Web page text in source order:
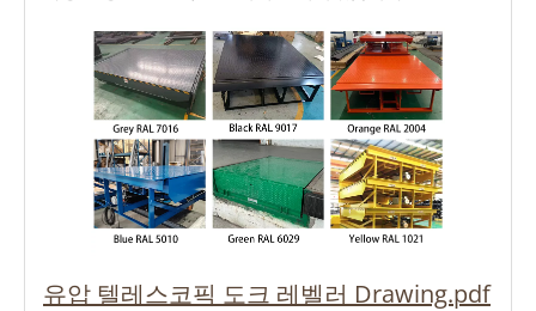
유압 텔레스코픽 도크 레벨러 Drawing.pdf